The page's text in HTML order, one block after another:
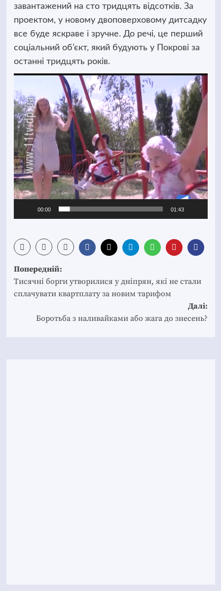
завантажений на сто тридцять відсотків. За
проектом, у новому двоповерховому дитсадку
все буде яскраве і зручне. До речі, це перший
соціальний об’єкт, який будують у Покрові за
останні тридцять років.
Відеопрогравач
00:00 01:43
Post
navigation
Попередній:
Тисячні борги утворилися у дніпрян, які не стали
сплачувати квартплату за новим тарифом
Далі:
Боротьба з наливайками або жага до знесень?